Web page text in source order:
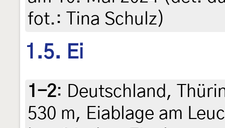
fot.: Tina Schulz)
1.5. Ei
1-2: Deutschland,
530 m, Eiablage am